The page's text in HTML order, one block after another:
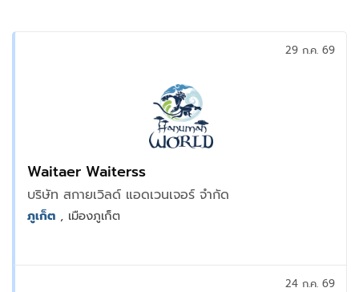
Waitaer Waiterss
บริษัท สกายเวิลด์ แอดเวนเจอร์ จำกัด
29 ก.ค. 69
ภูเก็ต , เมืองภูเก็ต
24 ก.ค. 69